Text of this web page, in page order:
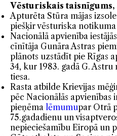
Vēsturiskais
Apturēta Stūra mājas
piešķir vēsturiska notikuma
Nacionālā apvienība
cīnītāja Gunāra Astras
plānots uzstādīt pie Rīgas
34, kur 1983. gadā G. Astru
tiesa.
Rasta atbilde Krievijas
pēc Nacionālās apvienības
pieņēma lēmumupar Otrā
75.gadadienu un
nepieciešamību Eiropā un